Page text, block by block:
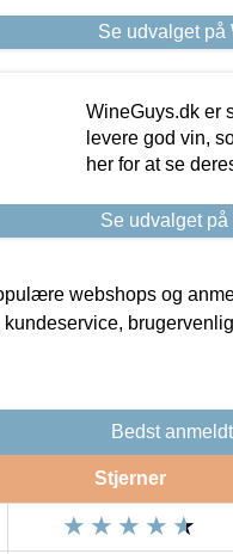
Se udvalget på
WineGuys.dk er
levere god vin,
her for at se
Se udvalget
webshops og
Bedst
Stjerner